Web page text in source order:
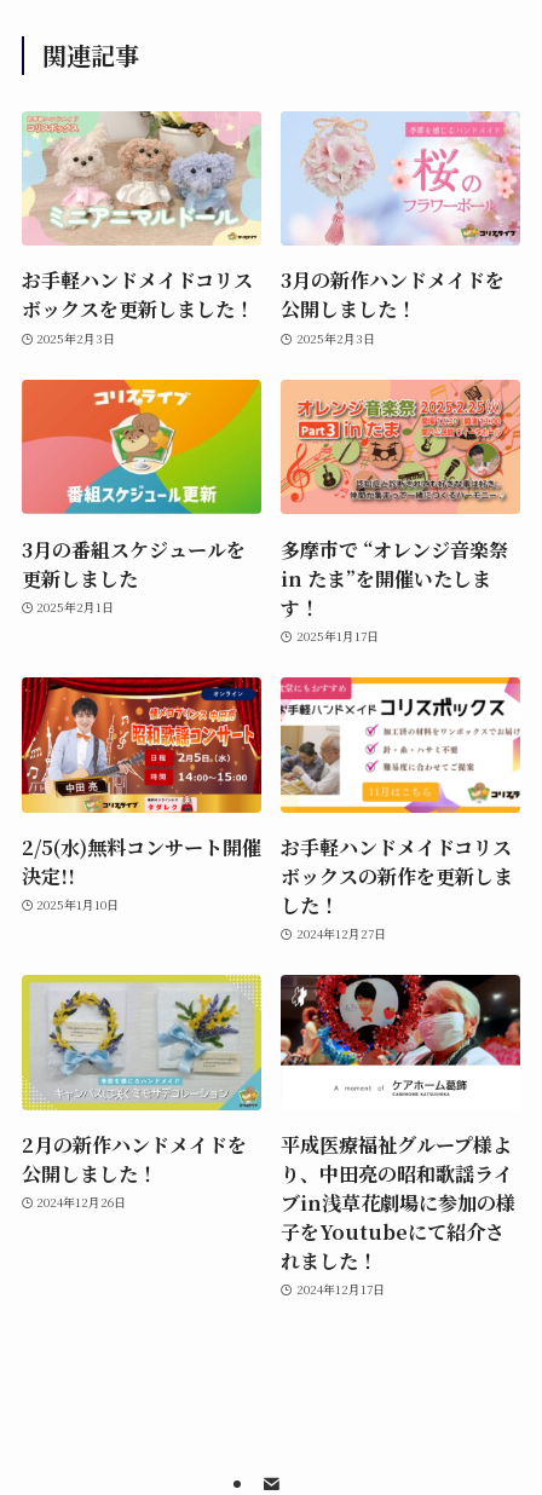
関連記事
お手軽ハンドメイドコリス
ボックスを更新しました！
2025年2月3日
3月の新作ハンドメイドを
公開しました！
2025年2月3日
3月の番組スケジュールを
更新しました
2025年2月1日
多摩市で “オレンジ音楽祭
in たま”を開催いたしま
す！
2025年1月17日
2/5(水)無料コンサート開催
決定!!
2025年1月10日
お手軽ハンドメイドコリス
ボックスの新作を更新しま
した！
2024年12月27日
2月の新作ハンドメイドを
公開しました！
2024年12月26日
平成医療福祉グループ様よ
り、中田亮の昭和歌謡ライ
ブin浅草花劇場に参加の様
子をYoutubeにて紹介さ
れました！
2024年12月17日